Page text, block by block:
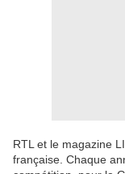
RTL et le magazine
française. Chaque